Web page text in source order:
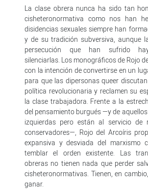
La clase obrera nunca ha sido tan
cisheteronormativa como nos han
disidencias sexuales siempre han
y de su tradición subversiva, aunque
persecución que han sufrido
silenciarlas. Los monográficos de Rojo
con la intención de convertirse en un
para que las dipersonas queer
política revolucionaria y reclamen su
la clase trabajadora. Frente a la
del pensamiento burgués —y de
izquierdas pero están al servicio de
conservadores—, Rojo del Arcoíris
expansiva y desviada del marxismo
temblar el orden existente. Las
obreras no tienen nada que perder
cisheteronormativas. Tienen, en
ganar.